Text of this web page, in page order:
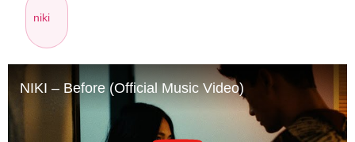
niki
NIKI – Before (Official Music Video)